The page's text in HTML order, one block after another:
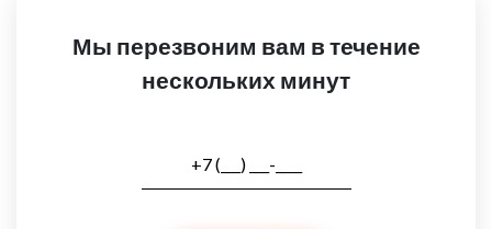
Мы перезвоним вам в течение
нескольких минут